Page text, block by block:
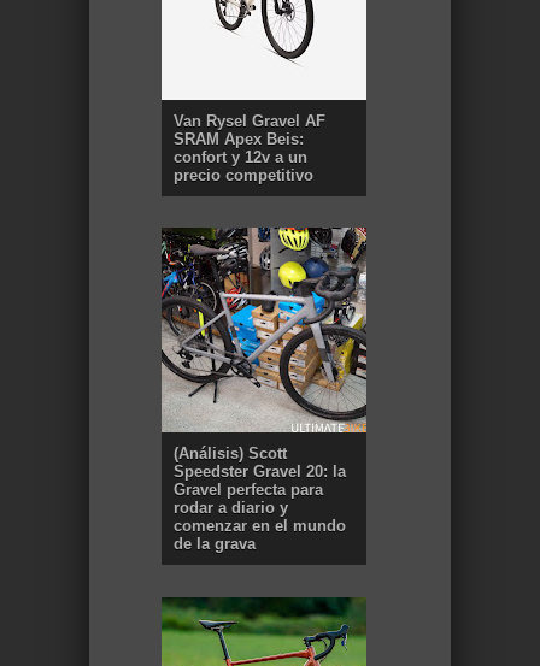
Van Rysel Gravel AF
SRAM Apex Beis:
confort y 12v a un
precio competitivo
(Análisis) Scott
Speedster Gravel 20: la
Gravel perfecta para
rodar a diario y
comenzar en el mundo
de la grava